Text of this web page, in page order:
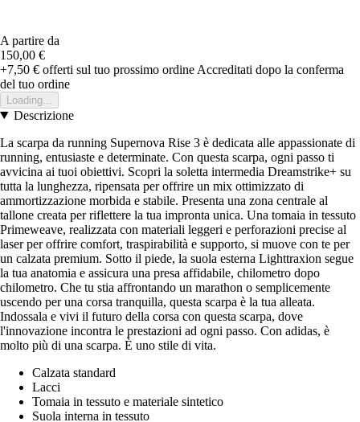
A partire da
150,00 €
+7,50 € offerti sul tuo prossimo ordine Accreditati dopo la conferma
del tuo ordine
Loading...
Descrizione
La scarpa da running Supernova Rise 3 è dedicata alle appassionate di
running, entusiaste e determinate. Con questa scarpa, ogni passo ti
avvicina ai tuoi obiettivi. Scopri la soletta intermedia Dreamstrike+ su
tutta la lunghezza, ripensata per offrire un mix ottimizzato di
ammortizzazione morbida e stabile. Presenta una zona centrale al
tallone creata per riflettere la tua impronta unica. Una tomaia in tessuto
Primeweave, realizzata con materiali leggeri e perforazioni precise al
laser per offrire comfort, traspirabilità e supporto, si muove con te per
un calzata premium. Sotto il piede, la suola esterna Lighttraxion segue
la tua anatomia e assicura una presa affidabile, chilometro dopo
chilometro. Che tu stia affrontando un marathon o semplicemente
uscendo per una corsa tranquilla, questa scarpa è la tua alleata.
Indossala e vivi il futuro della corsa con questa scarpa, dove
l'innovazione incontra le prestazioni ad ogni passo. Con adidas, è
molto più di una scarpa. È uno stile di vita.
Calzata standard
Lacci
Tomaia in tessuto e materiale sintetico
Suola interna in tessuto